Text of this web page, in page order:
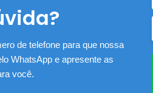
de telefone para que nossa
WhatsApp e apresente as
você.